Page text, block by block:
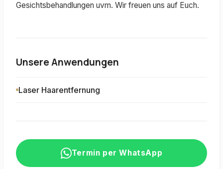
Gesichtsbehandlungen uvm. Wir freuen uns auf Euch.
Unsere Anwendungen
Laser Haarentfernung
Termin per WhatsApp